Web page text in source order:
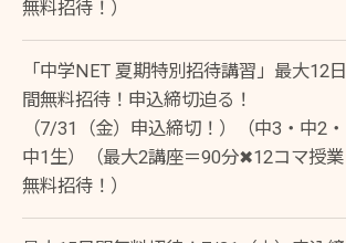
無料招待！）
「中学NET 夏期特別招待講習」最大12日
間無料招待！申込締切迫る！
（7/31（金）申込締切！）（中3・中2・
中1生）（最大2講座＝90分✖12コマ授業
無料招待！）